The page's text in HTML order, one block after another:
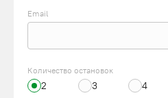
Email
Количество остановок
2 3 4